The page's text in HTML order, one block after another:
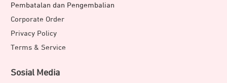
Pembatalan dan Pengembalian
Corporate Order
Privacy Policy
Terms & Service
Sosial Media